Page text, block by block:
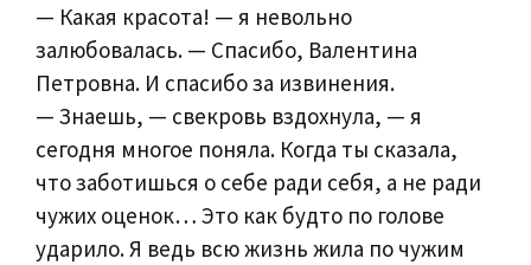
— Какая красота! — я невольно
залюбовалась. — Спасибо, Валентина
Петровна. И спасибо за извинения.
— Знаешь, — свекровь вздохнула, — я
сегодня многое поняла. Когда ты сказала,
что заботишься о себе ради себя, а не ради
чужих оценок… Это как будто по голове
ударило. Я ведь всю жизнь жила по чужим